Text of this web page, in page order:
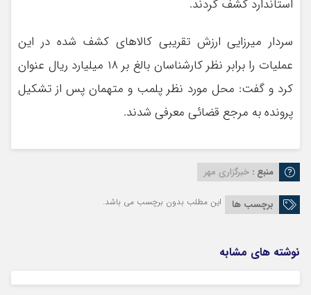
استاندارد کشف کردند.
سردار میرزایی ارزش تقریبی کالاهای کشف شده در این
عملیات را برابر نظر کارشناسان بالغ بر ۱۸ میلیارد ریال عنوان
کرد و گفت: محل مورد نظر پلمب و متهمان پس از تشکیل
پرونده به مرجع قضائی معرفی شدند.
منبع : خبرگزاری مهر
برچسب ها این مطلب بدون برچسب می باشد.
نوشته های مشابه